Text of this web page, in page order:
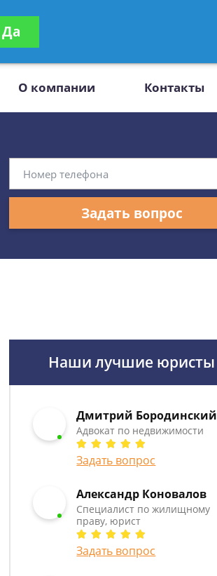
бесплатно
О компании Контакты
Задать вопрос
Наши лучшие юристы
Дмитрий Бородинский
Адвокат по недвижимости
Задать вопрос
Александр Коновалов
Специалист по жилищному
праву, юрист
Задать вопрос
Да